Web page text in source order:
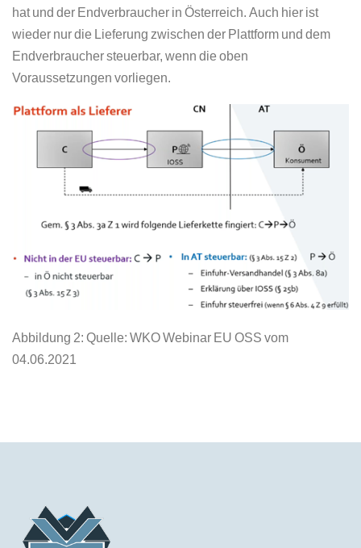
hat und der Endverbraucher in Österreich. Auch hier ist
wieder nur die Lieferung zwischen der Plattform und dem
Endverbraucher steuerbar, wenn die oben
Voraussetzungen vorliegen.
Abbildung 2: Quelle: WKO Webinar EU OSS vom
04.06.2021